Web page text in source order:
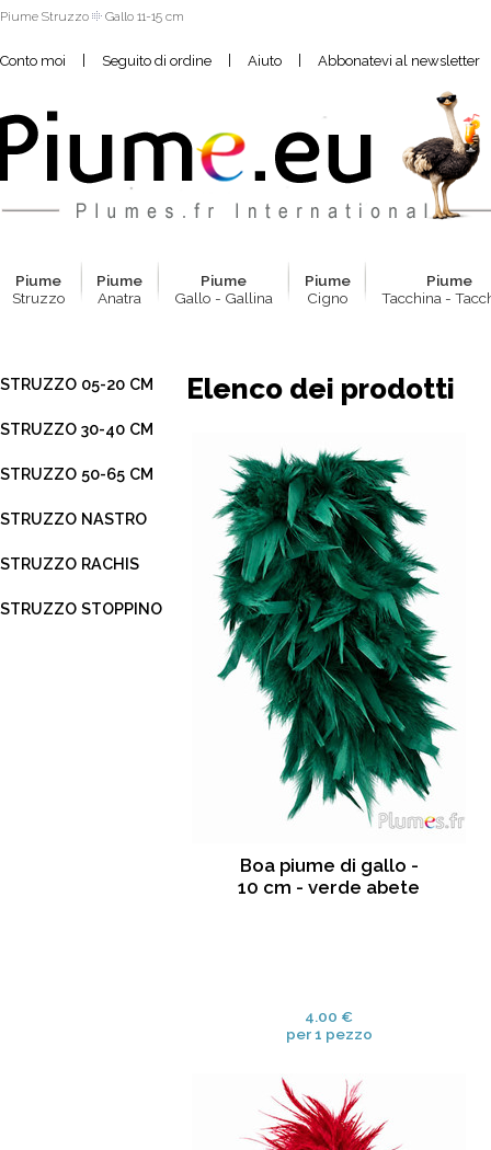
Piume Struzzo Gallo 11-15 cm
Conto moi | Seguito di ordine | Aiuto | Abbonatevi al newsletter
Piume
Struzzo
Piume
Anatra
Piume
Gallo - Gallina
Piume
Cigno
Piume
Tacchina -
STRUZZO 05-20 CM
STRUZZO 30-40 CM
STRUZZO 50-65 CM
STRUZZO NASTRO
STRUZZO RACHIS
STRUZZO STOPPINO
Elenco dei prodotti
Boa piume di gallo -
10 cm - verde abete
4.00 €
per 1 pezzo